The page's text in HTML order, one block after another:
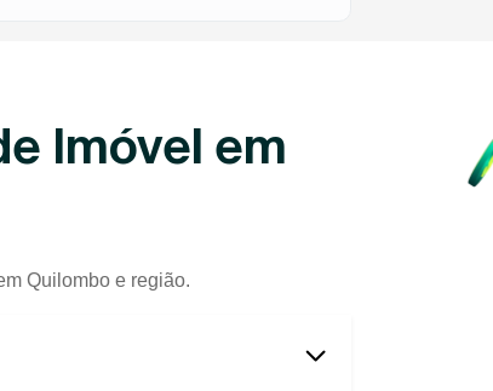
Imóvel em
Quilombo e região.